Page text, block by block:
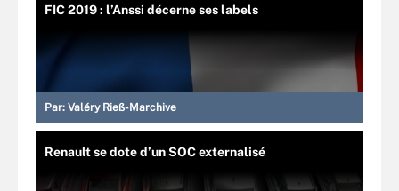
FIC 2019 : l’Anssi décerne ses labels
Par: Valéry Rieß-Marchive
Renault se dote d’un SOC externalisé